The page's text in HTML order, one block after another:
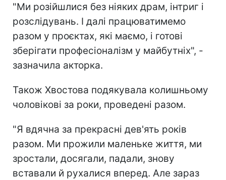
"Ми розійшлися без ніяких драм, інтриг і
розслідувань. І далі працюватимемо
разом у проєктах, які маємо, і готові
зберігати професіоналізм у майбутніх", -
зазначила акторка.
Також Хвостова подякувала колишньому
чоловікові за роки, проведені разом.
"Я вдячна за прекрасні дев'ять років
разом. Ми прожили маленьке життя, ми
зростали, досягали, падали, знову
вставали й рухалися вперед. Але зараз